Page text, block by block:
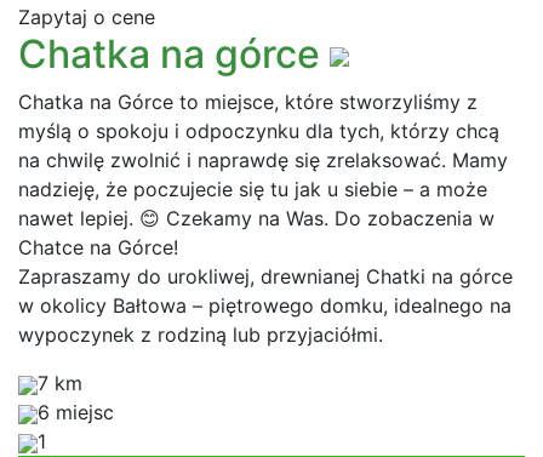
Zapytaj o cene
Chatka na górce
Chatka na Górce to miejsce, które stworzyliśmy z
myślą o spokoju i odpoczynku dla tych, którzy chcą
na chwilę zwolnić i naprawdę się zrelaksować. Mamy
nadzieję, że poczujecie się tu jak u siebie – a może
nawet lepiej. 😊 Czekamy na Was. Do zobaczenia w
Chatce na Górce!
Zapraszamy do urokliwej, drewnianej Chatki na górce
w okolicy Bałtowa – piętrowego domku, idealnego na
wypoczynek z rodziną lub przyjaciółmi.
7 km
6 miejsc
1